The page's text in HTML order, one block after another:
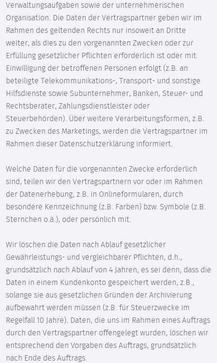
Verwaltungsaufgaben sowie der unternehmerischen
Organisation. Die Daten der Vertragspartner geben wir im
Rahmen des geltenden Rechts nur insoweit an Dritte
weiter, als dies zu den vorgenannten Zwecken oder zur
Erfüllung gesetzlicher Pflichten erforderlich ist oder mit
Einwilligung der betroffenen Personen erfolgt (z.B. an
beteiligte Telekommunikations-, Transport- und sonstige
Hilfsdienste sowie Subunternehmer, Banken, Steuer- und
Rechtsberater, Zahlungsdienstleister oder
Steuerbehörden). Über weitere Verarbeitungsformen, z.B.
zu Zwecken des Marketings, werden die Vertragspartner im
Rahmen dieser Datenschutzerklärung informiert.
Welche Daten für die vorgenannten Zwecke erforderlich
sind, teilen wir den Vertragspartnern vor oder im Rahmen
der Datenerhebung, z.B. in Onlineformularen, durch
besondere Kennzeichnung (z.B. Farben) bzw. Symbole (z.B.
Sternchen o.ä.), oder persönlich mit.
Wir löschen die Daten nach Ablauf gesetzlicher
Gewährleistungs- und vergleichbarer Pflichten, d.h.,
grundsätzlich nach Ablauf von 4 Jahren, es sei denn, dass die
Daten in einem Kundenkonto gespeichert werden, z.B.,
solange sie aus gesetzlichen Gründen der Archivierung
aufbewahrt werden müssen (z.B. für Steuerzwecke im
Regelfall 10 Jahre). Daten, die uns im Rahmen eines Auftrags
durch den Vertragspartner offengelegt wurden, löschen wir
entsprechend den Vorgaben des Auftrags, grundsätzlich
nach Ende des Auftrags.